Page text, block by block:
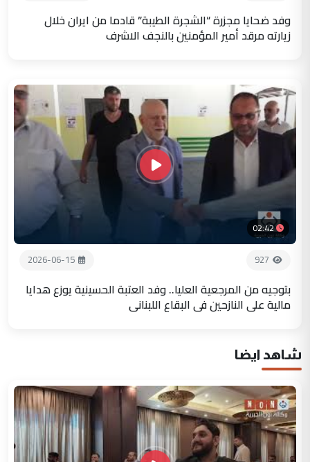
وفد ضحايا مجزرة “الشجرة الطيبة” قادما من ايران خلال
زيارته مرقد أمير المؤمنين بالنجف الاشرف
02:42
927
2026-06-15
بتوجيه من المرجعية العليا.. وفد العتبة الحسينية يوزع هدايا
مالية على النازحين في البقاع اللبناني
شاهد ايضا